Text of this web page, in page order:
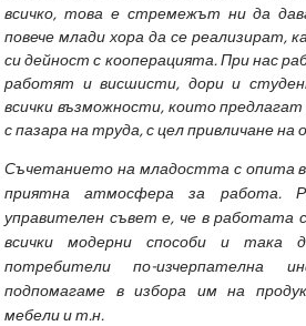
всичко, това е стремежът ни да
повече млади хора да се реализират,
си дейност с кооперацията. При нас
работят и висшисти, дори и
всички възможности, които
с пазара на труда, с цел привличане на
Съчетанието на младостта с опита
приятна атмосфера за работа.
управителен съвет е, че в работата
всички модерни способи и така
потребители по-
подпомагаме в избора им на
мебели и т.н.